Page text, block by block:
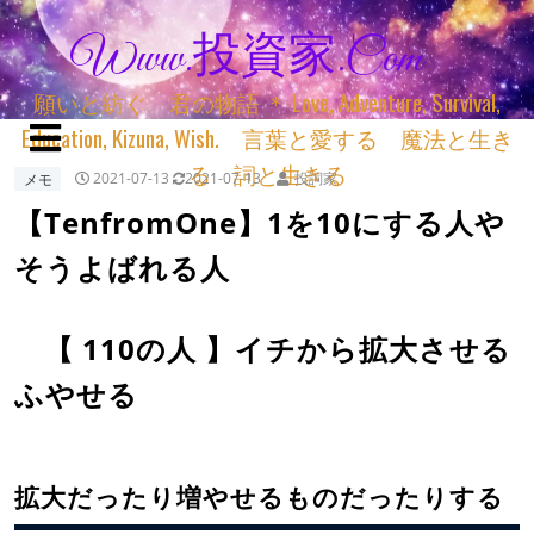
Www.投資家.com
願いと紡ぐ 君の物語 ＊ Love, Adventure, Survival,
Education, Kizuna, Wish. 言葉と愛する 魔法と生き
る 詞と生きる
メモ 2021-07-13 2021-07-13 投詞家
【TenfromOne】1を10にする人や
そうよばれる人
【 110の人 】イチから拡大させる
ふやせる
拡大だったり増やせるものだったりする